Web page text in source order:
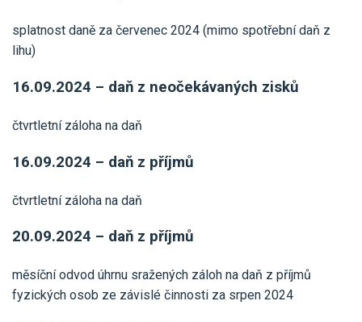
splatnost daně za červenec 2024 (mimo spotřební daň z
lihu)
16.09.2024 – daň z neočekávaných zisků
čtvrtletní záloha na daň
16.09.2024 – daň z příjmů
čtvrtletní záloha na daň
20.09.2024 – daň z příjmů
měsíční odvod úhrnu sražených záloh na daň z příjmů
fyzických osob ze závislé činnosti za srpen 2024